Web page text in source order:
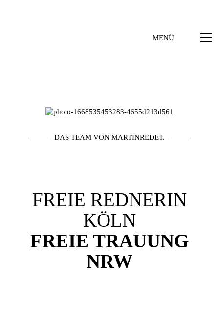
MENÜ
DAS TEAM VON MARTINREDET.
FREIE REDNERIN
KÖLN
FREIE TRAUUNG
NRW